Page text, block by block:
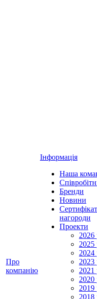
Про
компанію
Інформація
Наша
Бренди
Новини
нагороди
Проекти
2026
2025
2024
2023
2021
2020
2019
2018